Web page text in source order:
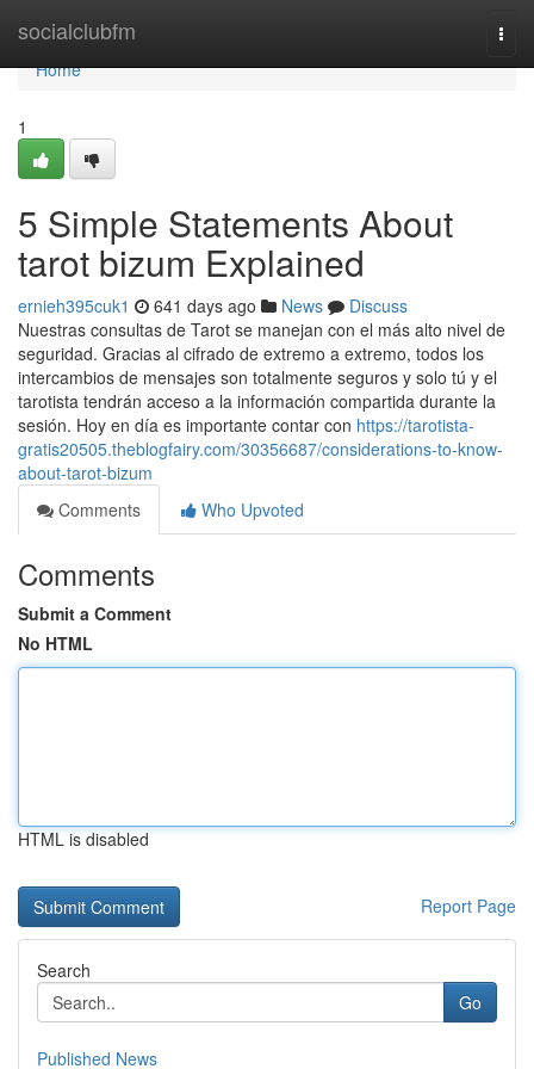
socialclubfm
Home
Home
1
5 Simple Statements About
tarot bizum Explained
ernieh395cuk1 641 days ago News
Discuss
Nuestras consultas de Tarot se manejan con el más alto nivel de
seguridad. Gracias al cifrado de extremo a extremo, todos los
intercambios de mensajes son totalmente seguros y solo tú y el
tarotista tendrán acceso a la información compartida durante la
sesión. Hoy en día es importante contar con https://tarotista-
gratis20505.theblogfairy.com/30356687/considerations-to-know-
about-tarot-bizum
Comments
Who Upvoted
Comments
Submit a Comment
No HTML
HTML is disabled
Report Page
Search
Go
Published News